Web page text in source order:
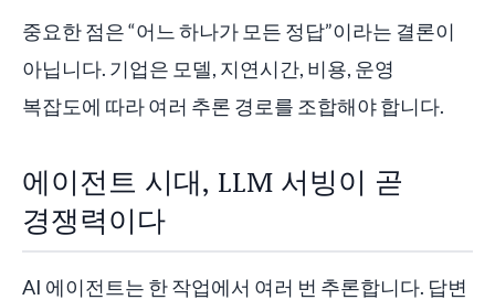
중요한 점은 “어느 하나가 모든 정답”이라는 결론이
아닙니다. 기업은 모델, 지연시간, 비용, 운영
복잡도에 따라 여러 추론 경로를 조합해야 합니다.
에이전트 시대, LLM 서빙이 곧
경쟁력이다
AI 에이전트는 한 작업에서 여러 번 추론합니다. 답변